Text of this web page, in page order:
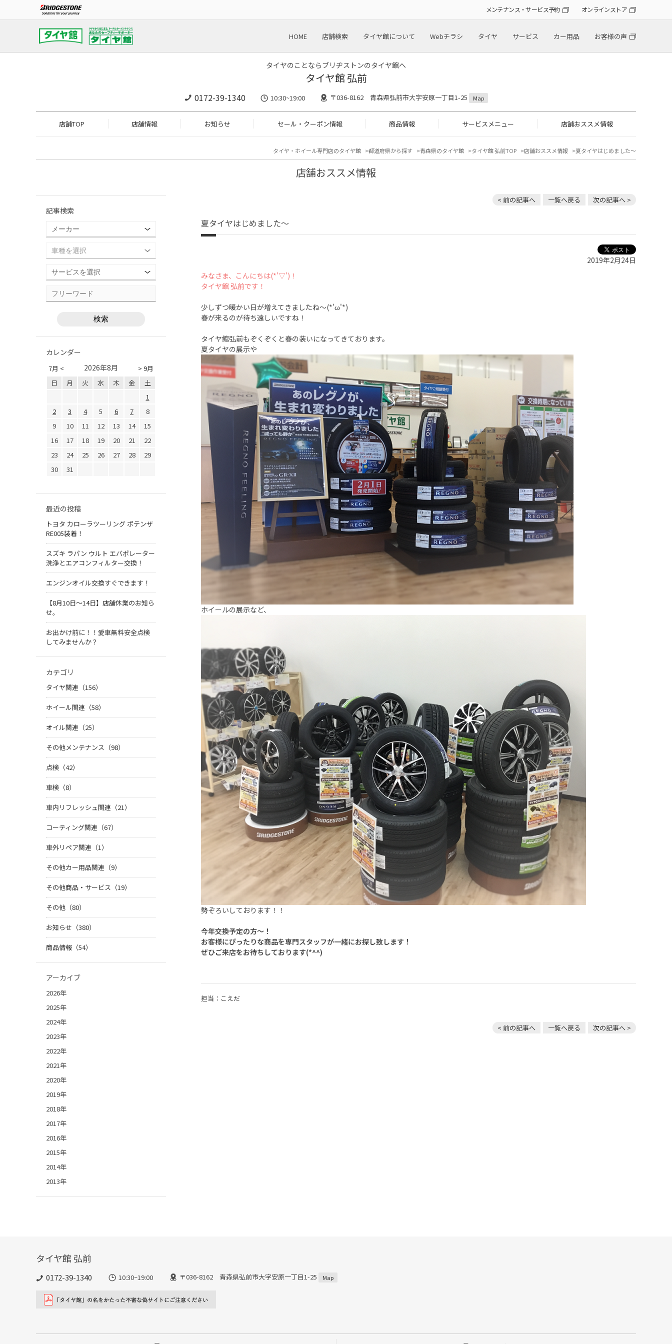
メンテナンス・サービス予約 オンラインストア
HOME 店舗検索 タイヤ館について Webチラシ タイヤ サービス カー用品 お客様の声
タイヤのことならブリヂストンのタイヤ館へ
タイヤ館 弘前
0172-39-1340 10:30~19:00 〒036-8162 青森県弘前市大字安原一丁目1-25 Map
店舗TOP 店舗情報 お知らせ セール・クーポン情報 商品情報 サービスメニュー 店舗おススメ情報
タイヤ・ホイール専門店のタイヤ館 都道府県から探す 青森県のタイヤ館 タイヤ館 弘前TOP 店舗おススメ情報 夏タイヤはじめました～
店舗おススメ情報
< 前の記事へ 一覧へ戻る 次の記事へ >
夏タイヤはじめました～
2019年2月24日
みなさま、こんにちは(*'▽')！
タイヤ館 弘前です！
少しずつ暖かい日が増えてきましたね～(*'ω'*)
春が来るのが待ち遠しいですね！
タイヤ館弘前もぞくぞくと春の装いになってきております。
夏タイヤの展示や
ホイールの展示など、
勢ぞろいしております！！
今年交換予定の方～！
お客様にぴったりな商品を専門スタッフが一緒にお探し致します！
ぜひご来店をお待ちしております(*^^)
担当：こえだ
< 前の記事へ 一覧へ戻る 次の記事へ >
記事検索
カレンダー
7月 < > 9月
2026年8月
日 月 火 水 木 金
土
1
2
3 4 5 6 7
8
9
10 11 12 13 14
15
16
17 18 19 20 21
22
23
24 25 26 27 28
29
30
31
最近の投稿
トヨタ カローラツーリング ポテンザ
RE005装着！
スズキ ラパン ウルト エバポレーター
洗浄とエアコンフィルター交換！
エンジンオイル交換すぐできます！
【8月10日～14日】店舗休業のお知ら
せ。
お出かけ前に！！愛車無料安全点検
してみませんか？
カテゴリ
タイヤ関連（156）
ホイール関連（58）
オイル関連（25）
その他メンテナンス（98）
点検（42）
車検（8）
車内リフレッシュ関連（21）
コーティング関連（67）
車外リペア関連（1）
その他カー用品関連（9）
その他商品・サービス（19）
その他（80）
お知らせ（380）
商品情報（54）
アーカイブ
2026年
2025年
2024年
2023年
2022年
2021年
2020年
2019年
2018年
2017年
2016年
2015年
2014年
2013年
タイヤ館 弘前
0172-39-1340 10:30~19:00 〒036-8162 青森県弘前市大字安原一丁目1-25 Map